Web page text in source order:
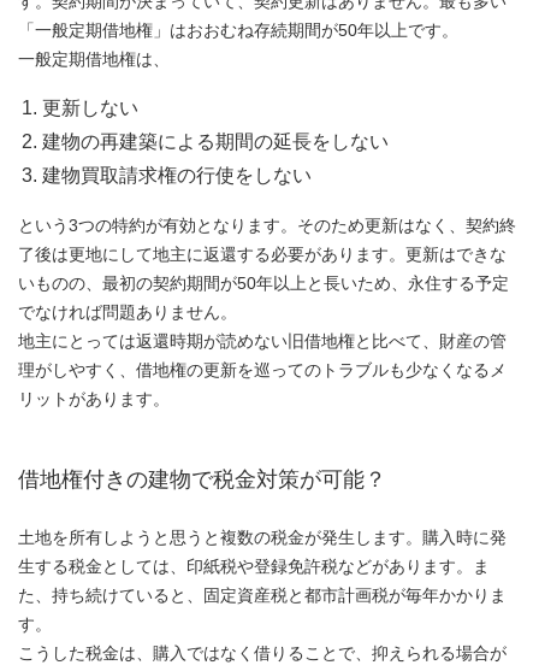
「一般定期借地権」はおおむね存続期間が50年以上です。
一般定期借地権は、
更新しない
建物の再建築による期間の延長をしない
建物買取請求権の行使をしない
という3つの特約が有効となります。そのため更新はなく、契約終
了後は更地にして地主に返還する必要があります。更新はできな
いものの、最初の契約期間が50年以上と長いため、永住する予定
でなければ問題ありません。
地主にとっては返還時期が読めない旧借地権と比べて、財産の管
理がしやすく、借地権の更新を巡ってのトラブルも少なくなるメ
リットがあります。
借地権付きの建物で税金対策が可能？
土地を所有しようと思うと複数の税金が発生します。購入時に発
生する税金としては、印紙税や登録免許税などがあります。ま
た、持ち続けていると、固定資産税と都市計画税が毎年かかりま
す。
こうした税金は、購入ではなく借りることで、抑えられる場合が